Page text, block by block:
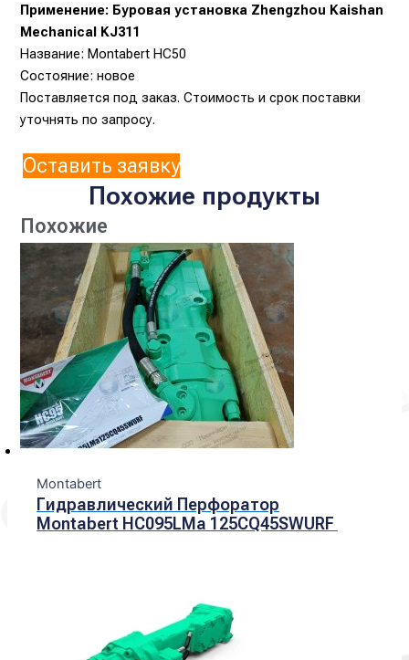
Применение: Буровая установка Zhengzhou Kaishan
Mechanical KJ311
Название: Montabert HC50
Состояние: новое
Поставляется под заказ. Стоимость и срок поставки
уточнять по запросу.
Оставить заявку
Похожие продукты
Похожие
Montabert
Гидравлический Перфоратор
Montabert HC095LMa 125CQ45SWURF